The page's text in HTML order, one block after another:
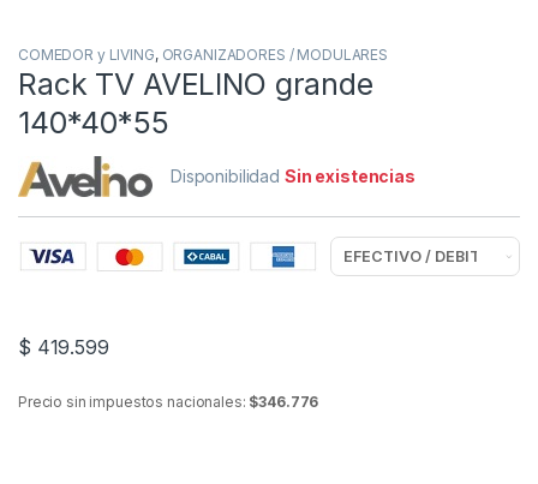
COMEDOR y LIVING, ORGANIZADORES / MODULARES
Rack TV AVELINO grande
140*40*55
Disponibilidad Sin existencias
$ 419.599
Precio sin impuestos nacionales: $346.776